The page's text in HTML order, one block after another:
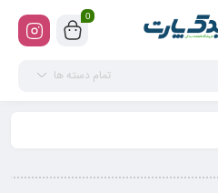
0
تمام دسته ها